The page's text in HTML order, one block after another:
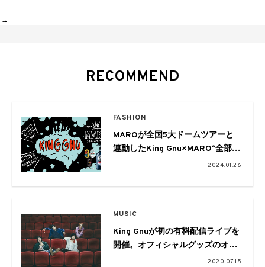
-->
RECOMMEND
FASHION
MAROが全国5大ドームツアーと
連動したKing Gnu×MARO“全部洗
い流して、また明日。”キャンペー
ベルステッカーが登場
2024.01.26
MUSIC
King Gnuが初の有料配信ライブを
開催。オフィシャルグッズのオン
ライン先行販売もスタート2020.07.15